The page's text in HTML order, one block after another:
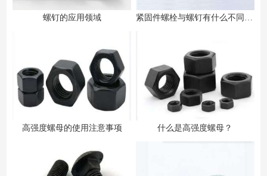
螺钉的应用领域 紧固件螺栓与螺钉有什么不同之处
高强度螺母的使用注意事项 什么是高强度螺母？